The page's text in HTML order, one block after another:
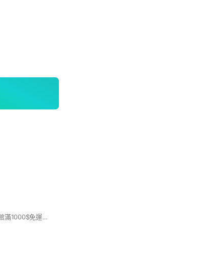
𓆡社群每週更新新款 𓆡全館滿1000$免運❗️❗️❗️ 𓆡付款方式：貨到付款/匯款/面交 𓆡官方賴連結🔗點進去即加入社群 🔥所有商品都可直接截圖私訊下單🔥 ———回覆時間：10:00-00:00———